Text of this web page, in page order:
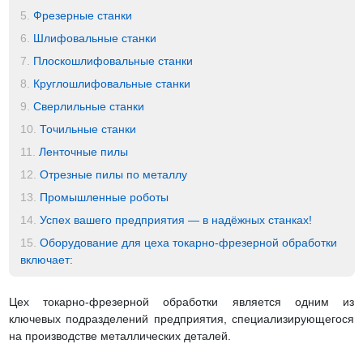
5. Фрезерные станки
6.
Шлифовальные станки
7.
Плоскошлифовальные станки
8.
Круглошлифовальные станки
9. Сверлильные станки
10. Точильные станки
11.
Ленточные пилы
12. Отрезные пилы по металлу
13.
Промышленные роботы
14. Успех вашего предприятия — в надёжных станках!
15. Оборудование для цеха токарно-фрезерной обработки
включает:
Цех токарно-фрезерной обработки является одним из
ключевых подразделений предприятия, специализирующегося
на производстве металлических деталей.